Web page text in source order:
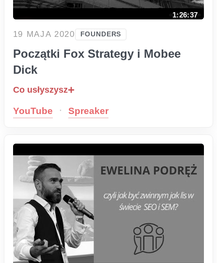
1:26:37
19 MAJA 2020 FOUNDERS
Początki Fox Strategy i Mobee
Dick
Co usłyszysz
YouTube · Spreaker